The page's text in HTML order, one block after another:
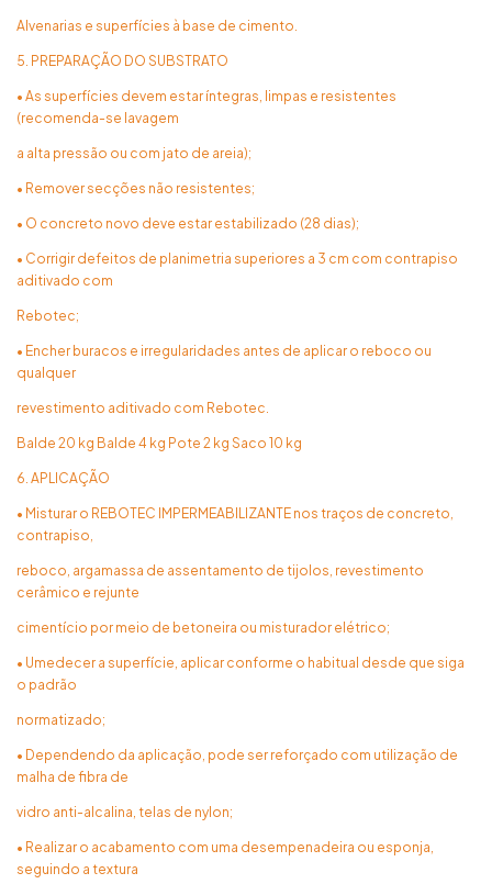
Alvenarias e superfícies à base de cimento.
5. PREPARAÇÃO DO SUBSTRATO
• As superfícies devem estar íntegras, limpas e resistentes
(recomenda-se lavagem
a alta pressão ou com jato de areia);
• Remover secções não resistentes;
• O concreto novo deve estar estabilizado (28 dias);
• Corrigir defeitos de planimetria superiores a 3 cm com contrapiso
aditivado com
Rebotec;
• Encher buracos e irregularidades antes de aplicar o reboco ou
qualquer
revestimento aditivado com Rebotec.
Balde 20 kg Balde 4 kg Pote 2 kg Saco 10 kg
6. APLICAÇÃO
• Misturar o REBOTEC IMPERMEABILIZANTE nos traços de concreto,
contrapiso,
reboco, argamassa de assentamento de tijolos, revestimento
cerâmico e rejunte
cimentício por meio de betoneira ou misturador elétrico;
• Umedecer a superfície, aplicar conforme o habitual desde que siga
o padrão
normatizado;
• Dependendo da aplicação, pode ser reforçado com utilização de
malha de fibra de
vidro anti-alcalina, telas de nylon;
• Realizar o acabamento com uma desempenadeira ou esponja,
seguindo a textura